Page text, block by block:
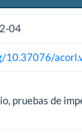
04
10.37076/
pruebas de